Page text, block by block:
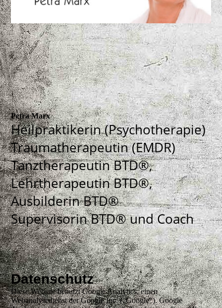
Petra Marx
Heilpraktikerin (Psychotherapie)
Traumatherapeutin (EMDR)
Tanztherapeutin BTD®,
Lehrtherapeutin BTD®,
Ausbilderin BTD®
Supervisorin BTD® und Coach
Datenschutz
Diese Website benutzt Google Analytics, einen
Webanalysedienst der Google Inc. („Google“). Google